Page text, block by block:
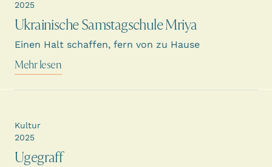
Ukrainische Samstagschule Mriya
Einen Halt schaffen, fern von zu Hause
2025
Mehr lesen
Ugegraff
Kultur
2025